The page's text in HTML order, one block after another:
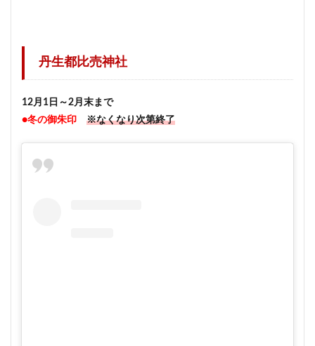
丹生都比売神社
12月1日～2月末まで
●冬の御朱印 ※なくなり次第終了